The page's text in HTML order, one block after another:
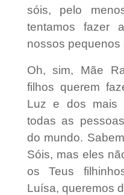
sóis, pelo
tentamos fazer
nossos pequenos
Oh, sim, Mãe
filhos querem
Luz e dos mais
todas as
do mundo.
Sóis, mas eles
os Teus
Luísa, queremos